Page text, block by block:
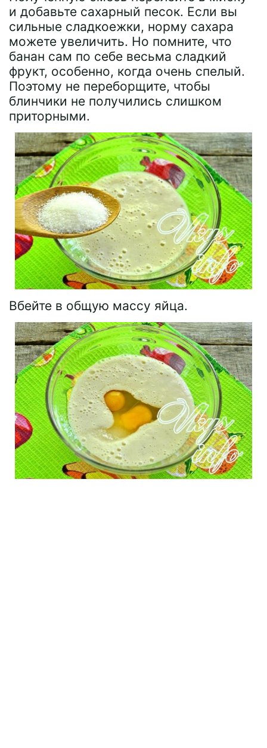
и добавьте сахарный песок. Если вы
сильные сладкоежки, норму сахара
можете увеличить. Но помните, что
банан сам по себе весьма сладкий
фрукт, особенно, когда очень спелый.
Поэтому не переборщите, чтобы
блинчики не получились слишком
приторными.
Вбейте в общую массу яйца.